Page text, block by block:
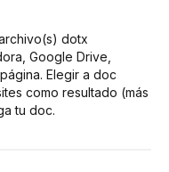
dotx
Google Drive,
Elegir a doc
como resultado (más
tu doc.